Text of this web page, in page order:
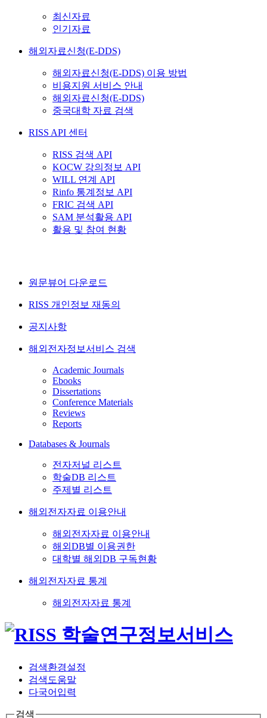
최신자료
인기자료
해외자료신청(E-DDS)
해외자료신청(E-DDS) 이용 방법
비용지원 서비스 안내
해외자료신청(E-DDS)
중국대학 자료 검색
RISS API 센터
RISS 검색 API
KOCW 강의정보 API
WILL 연계 API
Rinfo 통계정보 API
FRIC 검색 API
SAM 분석활용 API
활용 및 참여 현황
원문뷰어 다운로드
RISS 개인정보 재동의
공지사항
해외전자정보서비스 검색
Academic Journals
Ebooks
Dissertations
Conference Materials
Reviews
Reports
Databases & Journals
전자저널 리스트
학술DB 리스트
주제별 리스트
해외전자자료 이용안내
해외전자자료 이용안내
해외DB별 이용권한
대학별 해외DB 구독현황
해외전자자료 통계
해외전자자료 통계
검색환경설정
검색도움말
다국어입력
검색